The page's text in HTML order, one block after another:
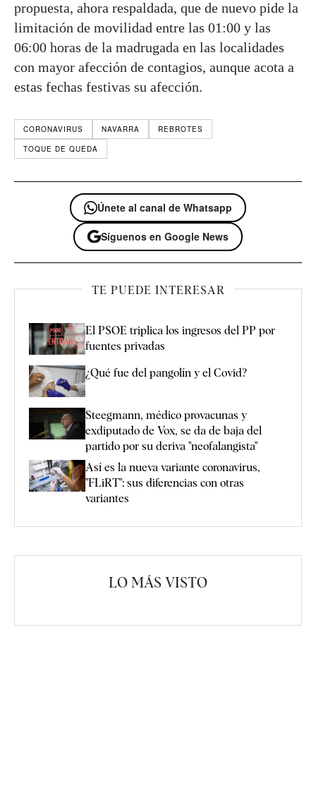
propuesta, ahora respaldada, que de nuevo pide la
limitación de movilidad entre las 01:00 y las
06:00 horas de la madrugada en las localidades
con mayor afección de contagios, aunque acota a
estas fechas festivas su afección.
CORONAVIRUS NAVARRA
REBROTES
TOQUE DE QUEDA
Únete al canal de Whatsapp
Síguenos en Google News
TE PUEDE INTERESAR
El PSOE triplica los ingresos del PP por
fuentes privadas
¿Qué fue del pangolín y el Covid?
Steegmann, médico provacunas y
exdiputado de Vox, se da de baja del
partido por su deriva "neofalangista"
Así es la nueva variante coronavirus,
"FLiRT": sus diferencias con otras
variantes
LO MÁS VISTO